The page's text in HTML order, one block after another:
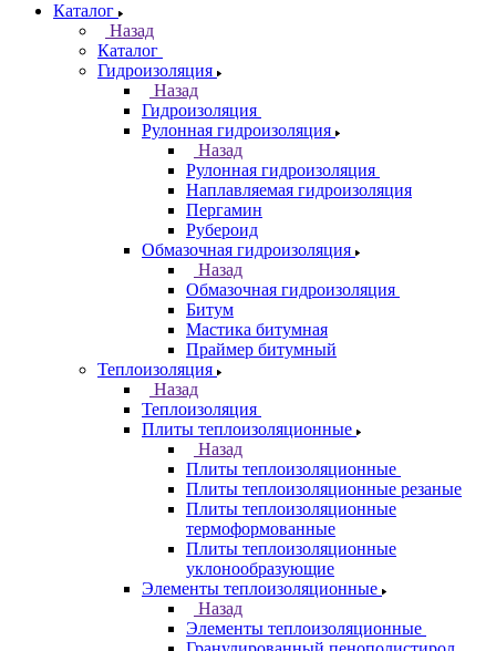
Каталог
Назад
Каталог
Гидроизоляция
Назад
Гидроизоляция
Рулонная гидроизоляция
Назад
Рулонная гидроизоляция
Наплавляемая гидроизоляция
Пергамин
Рубероид
Обмазочная гидроизоляция
Назад
Обмазочная гидроизоляция
Битум
Мастика битумная
Праймер битумный
Теплоизоляция
Назад
Теплоизоляция
Плиты теплоизоляционные
Назад
Плиты теплоизоляционные
Плиты теплоизоляционные резаные
Плиты теплоизоляционные
термоформованные
Плиты теплоизоляционные
уклонообразующие
Элементы теплоизоляционные
Назад
Элементы теплоизоляционные